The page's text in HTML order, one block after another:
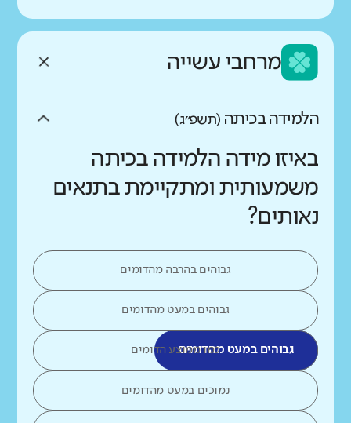
מרחבי עשייה
הלמידה בכיתה (תשפ״ג)
באיזו מידה הלמידה בכיתה
משמעותית ומתקיימת בתנאים
נאותים?
גבוהים בהרבה מהדומים
גבוהים במעט מהדומים
גבוהים במעט מהדומיםכמו ממוצע הדומים
נמוכים במעט מהדומים